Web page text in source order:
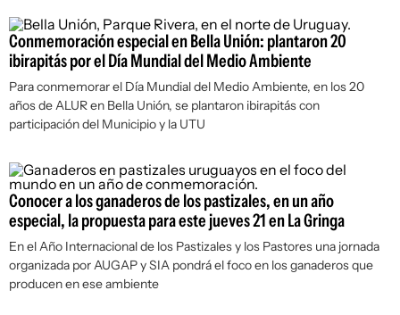
Conmemoración especial en Bella Unión: plantaron 20
ibirapitás por el Día Mundial del Medio Ambiente
Para conmemorar el Día Mundial del Medio Ambiente, en los 20
años de ALUR en Bella Unión, se plantaron ibirapitás con
participación del Municipio y la UTU
Conocer a los ganaderos de los pastizales, en un año
especial, la propuesta para este jueves 21 en La Gringa
En el Año Internacional de los Pastizales y los Pastores una jornada
organizada por AUGAP y SIA pondrá el foco en los ganaderos que
producen en ese ambiente